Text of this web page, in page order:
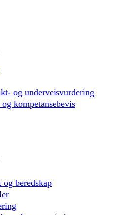
og underveisvurdering
kompetansebevis
og beredskap